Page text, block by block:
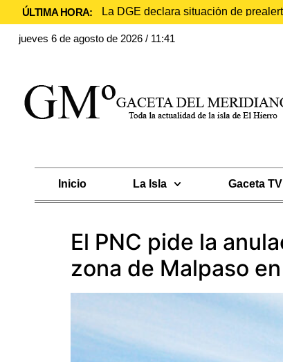
ÚLTIMA HORA: La DGE declara situación de
jueves 6 de agosto de 2026 / 11:41
Inicio La Isla Gaceta TV
El PNC pide la
zona de Malpaso